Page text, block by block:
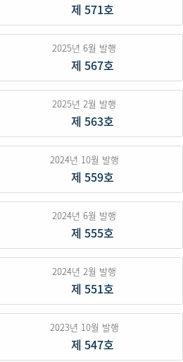
제 571호
2025년 6월 발행
제 567호
2025년 2월 발행
제 563호
2024년 10월 발행
제 559호
2024년 6월 발행
제 555호
2024년 2월 발행
제 551호
2023년 10월 발행
제 547호